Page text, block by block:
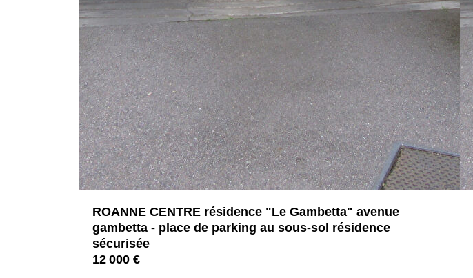
ROANNE CENTRE résidence "Le Gambetta" avenue
gambetta - place de parking au sous-sol résidence
sécurisée
12 000 €